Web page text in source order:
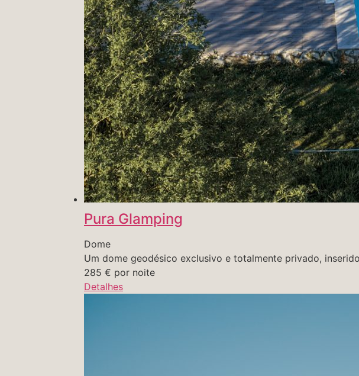
Pura Glamping
Dome
Um dome geodésico exclusivo e totalmente privado,
285 € por noite
Detalhes